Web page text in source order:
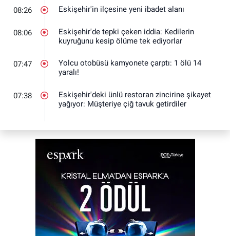
08:26 Eskişehir'in ilçesine yeni ibadet alanı
08:06
Eskişehir'de tepki çeken iddia: Kedilerin
kuyruğunu kesip ölüme tek ediyorlar
07:47
Yolcu otobüsü kamyonete çarptı: 1 ölü 14
yaralı!
07:38
Eskişehir'deki ünlü restoran zincirine şikayet
yağıyor: Müşteriye çiğ tavuk getirdiler